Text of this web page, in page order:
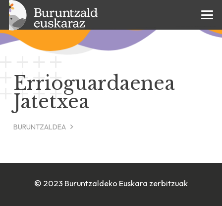
Errioguardaenea
Jatetxea
BURUNTZALDEA
© 2023 Buruntzaldeko Euskara zerbitzuak